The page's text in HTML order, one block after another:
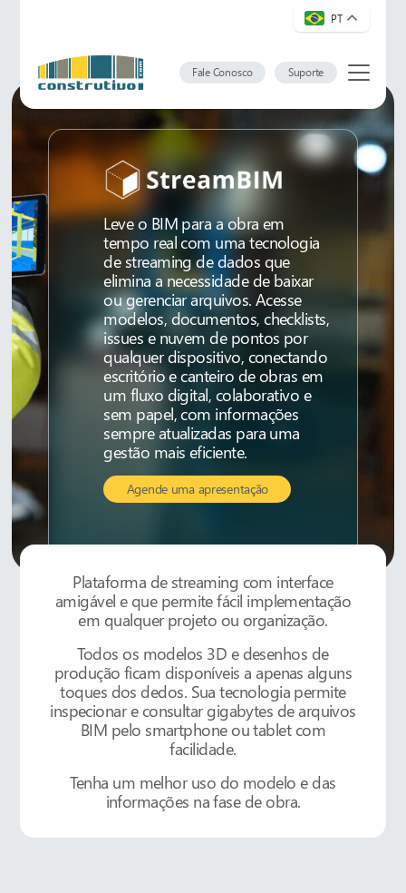
PT
Fale Conosco Suporte
Leve o BIM para a obra em
tempo real com uma tecnologia
de streaming de dados que
elimina a necessidade de baixar
ou gerenciar arquivos. Acesse
modelos, documentos, checklists,
issues e nuvem de pontos por
qualquer dispositivo, conectando
escritório e canteiro de obras em
um fluxo digital, colaborativo e
sem papel, com informações
sempre atualizadas para uma
gestão mais eficiente.
Agende uma apresentação
Plataforma de streaming com interface
amigável e que permite fácil implementação
em qualquer projeto ou organização.
Todos os modelos 3D e desenhos de
produção ficam disponíveis a apenas alguns
toques dos dedos. Sua tecnologia permite
inspecionar e consultar gigabytes de arquivos
BIM pelo smartphone ou tablet com
facilidade.
Tenha um melhor uso do modelo e das
informações na fase de obra.